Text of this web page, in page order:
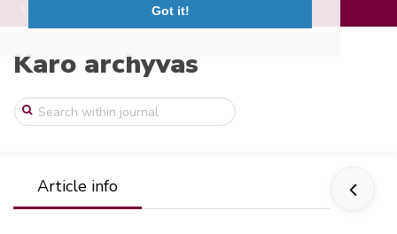
Got it!
Vyriausiosios tiekimo valdybos įkūrimo 1 ...
Karo archyvas
Article info